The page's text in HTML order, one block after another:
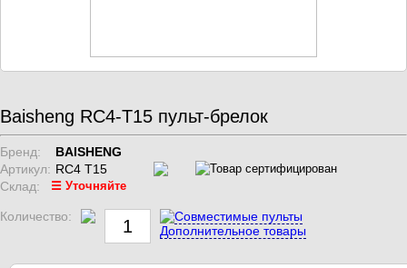
Baisheng RC4-T15 пульт-брелок
Бренд:
BAISHENG
Артикул: RC4 T15
Склад:
☰ Уточняйте
Количество:
Совместимые пульты
Дополнительное товары